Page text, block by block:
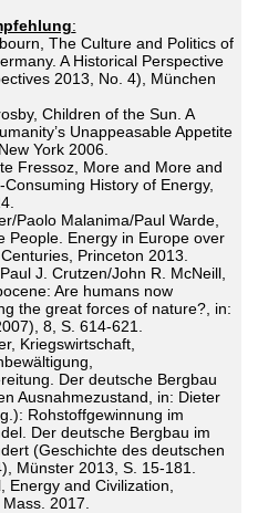
:
The Culture and Politics of
A Historical Perspective
2013, No. 4), München
Children of the Sun. A
Unappeasable Appetite
York 2006.
Fressoz, More and More and
Consuming History of Energy,
Paolo Malanima/Paul Warde,
People. Energy in Europe over
Princeton 2013.
J. Crutzen/John R. McNeill,
Are humans now
the great forces of nature?, in:
8, S. 614-621.
Kriegswirtschaft,
Der deutsche Bergbau
Ausnahmezustand, in: Dieter
Rohstoffgewinnung im
Der deutsche Bergbau im
(Geschichte des deutschen
Münster 2013, S. 15-181.
Energy and Civilization,
2017.